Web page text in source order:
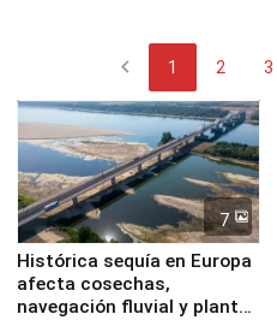
chevron_left 1 2 3
7
Histórica sequía en Europa
afecta cosechas,
navegación fluvial y plantas